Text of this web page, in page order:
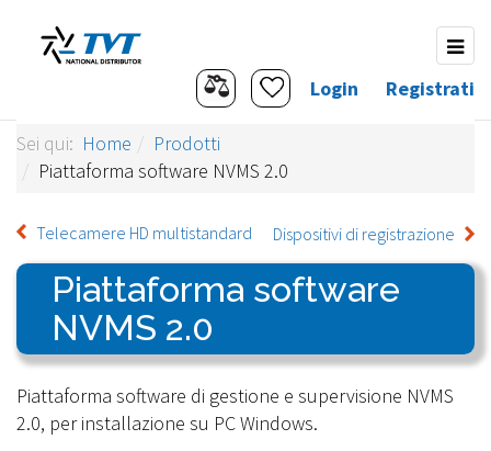
Registrati
Login
Sei qui: Home
Prodotti
Piattaforma software NVMS 2.0
Telecamere HD multistandard Dispositivi di registrazione
Piattaforma software
NVMS 2.0
Piattaforma software di gestione e supervisione NVMS
2.0, per installazione su PC Windows.